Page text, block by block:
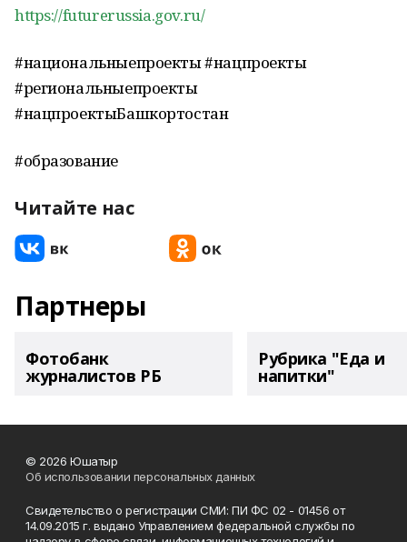
https://futurerussia.gov.ru/
#национальныепроекты #нацпроекты
#региональныепроекты
#нацпроектыБашкортостан
#образование
Читайте нас
Партнеры
Фотобанк
журналистов РБ
Рубрика "Еда и
напитки"
© 2026 Юшатыр
Об использовании персональных данных
Свидетельство о регистрации СМИ: ПИ ФС 02 - 01456 от
14.09.2015 г. выдано Управлением федеральной службы по